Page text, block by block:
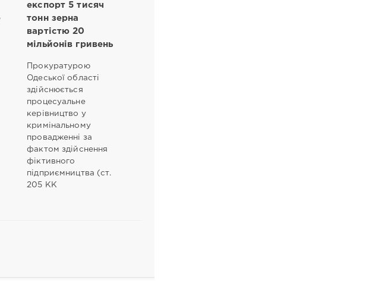
експорт 5 тисяч
тонн зерна
вартістю 20
мільйонів гривень
Прокуратурою
Одеської області
здійснюється
процесуальне
керівництво у
кримінальному
провадженні за
фактом здійснення
фіктивного
підприємництва (ст.
205 КК